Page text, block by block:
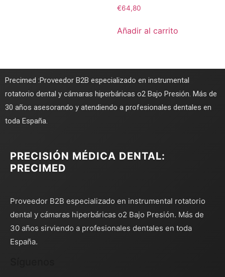
€64,80
Añadir al carrito
Precimed :Proveedor B2B especializado en instrumental
rotatorio dental y cámaras hiperbáricas o2 Bajo Presión. Más de
30 años asesorando y atendiendo a profesionales dentales en
toda España.
PRECISIÓN MÉDICA DENTAL:
PRECIMED
Proveedor B2B especializado en instrumental rotatorio
dental y cámaras hiperbáricas o2 Bajo Presión. Más de
30 años sirviendo a profesionales dentales en toda
España.